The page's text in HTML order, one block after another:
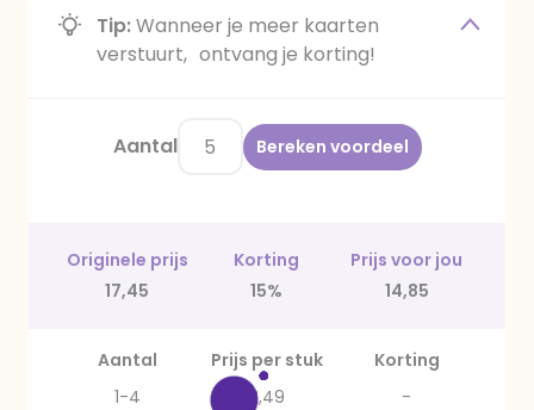
Tip:Wanneer je meer kaarten
verstuurt, ontvang je korting!
Aantal Bereken voordeel
Originele prijs Korting
Prijs voor jou
17,45
15% 14,85
Aantal Prijs per stuk
Korting
1-4
3,49
-